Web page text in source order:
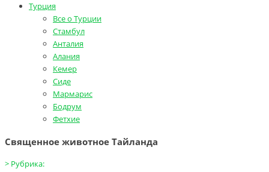
Турция
Все о Турции
Стамбул
Анталия
Алания
Кемер
Сиде
Мармарис
Бодрум
Фетхие
Священное животное Тайланда
> Рубрика: